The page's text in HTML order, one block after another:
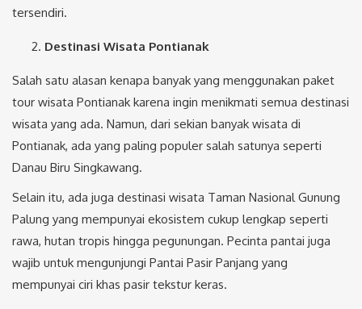
tersendiri.
Destinasi Wisata Pontianak
Salah satu alasan kenapa banyak yang menggunakan paket
tour wisata Pontianak karena ingin menikmati semua destinasi
wisata yang ada. Namun, dari sekian banyak wisata di
Pontianak, ada yang paling populer salah satunya seperti
Danau Biru Singkawang.
Selain itu, ada juga destinasi wisata Taman Nasional Gunung
Palung yang mempunyai ekosistem cukup lengkap seperti
rawa, hutan tropis hingga pegunungan. Pecinta pantai juga
wajib untuk mengunjungi Pantai Pasir Panjang yang
mempunyai ciri khas pasir tekstur keras.